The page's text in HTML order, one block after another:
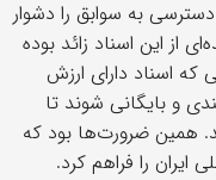
به سوابق را دشوار
این اسناد زائد بوده
اسناد دارای ارزش
و بایگانی شوند تا
همین ضرورت‌ها بود که
ایران را فراهم کرد.